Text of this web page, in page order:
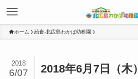
ホーム 給食-北広島わかば幼稚園
2018年6月7日（木）
2018
6/07